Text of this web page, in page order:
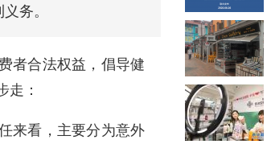
务。
者合法权益，倡导健
走：
来看，主要分为意外